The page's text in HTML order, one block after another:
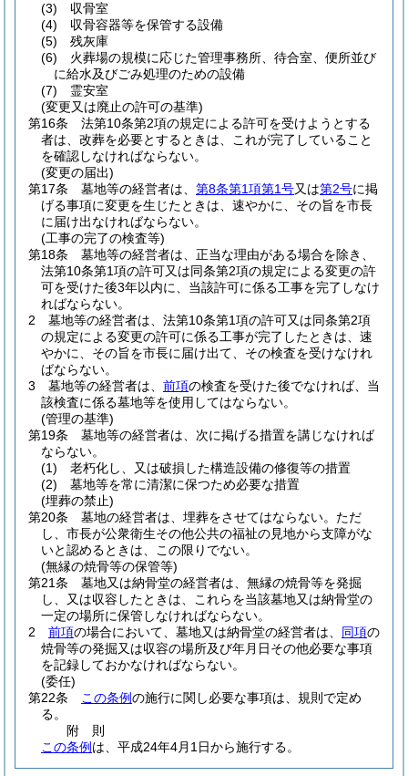
(3)
収骨室
(4)
収骨容器等を保管する設備
(5)
残灰庫
(6)
火葬場の規模に応じた管理事務所、待合室、便所並び
に給水及びごみ処理のための設備
(7)
霊安室
(変更又は廃止の許可の基準)
第16条
法第10条第2項の規定による許可を受けようとする
者は、改葬を必要とするときは、これが完了していること
を確認しなければならない。
(変更の届出)
第17条
墓地等の経営者は、 第8条第1項第1号又は第2号に掲
げる事項に変更を生じたときは、速やかに、その旨を市長
に届け出なければならない。
(工事の完了の検査等)
第18条
墓地等の経営者は、正当な理由がある場合を除き、
法第10条第1項の許可又は同条第2項の規定による変更の許
可を受けた後3年以内に、当該許可に係る工事を完了しなけ
ればならない。
2
墓地等の経営者は、法第10条第1項の許可又は同条第2項
の規定による変更の許可に係る工事が完了したときは、速
やかに、その旨を市長に届け出て、その検査を受けなけれ
ばならない。
3
墓地等の経営者は、 前項の検査を受けた後でなければ、当
該検査に係る墓地等を使用してはならない。
(管理の基準)
第19条
墓地等の経営者は、次に掲げる措置を講じなければ
ならない。
(1)
老朽化し、又は破損した構造設備の修復等の措置
(2)
墓地等を常に清潔に保つため必要な措置
(埋葬の禁止)
第20条
墓地の経営者は、埋葬をさせてはならない。 ただ
し、市長が公衆衛生その他公共の福祉の見地から支障がな
いと認めるときは、この限りでない。
(無縁の焼骨等の保管等)
第21条
墓地又は納骨堂の経営者は、無縁の焼骨等を発掘
し、又は収容したときは、これらを当該墓地又は納骨堂の
一定の場所に保管しなければならない。
2
前項の場合において、墓地又は納骨堂の経営者は、 同項の
焼骨等の発掘又は収容の場所及び年月日その他必要な事項
を記録しておかなければならない。
(委任)
第22条
この条例の施行に関し必要な事項は、規則で定め
る。
附 則
この条例 は、平成24年4月1日から施行する。